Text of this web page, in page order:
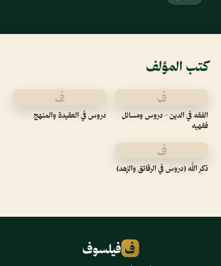
كتب المؤلف
ف
الفقه في الدين - دروس ومسائل
فقهيه
ف
دروس في العقيدة والمنهج
ف
ذكر الله (دروس في الرقائق والزهد)
ف فيلسوف